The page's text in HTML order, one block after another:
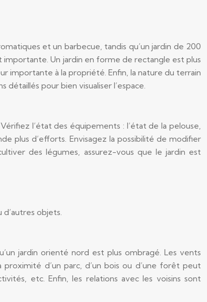
et un barbecue, tandis qu’un jardin de 200
importante. Un jardin en forme de rectangle est plus
importante à la propriété. Enfin, la nature du terrain
pour bien visualiser l’espace.
l’état des équipements : l’état de la pelouse,
plus d’efforts. Envisagez la possibilité de modifier
des légumes, assurez-vous que le jardin est
objets.
jardin orienté nord est plus ombragé. Les vents
d’un parc, d’un bois ou d’une forêt peut
etc. Enfin, les relations avec les voisins sont